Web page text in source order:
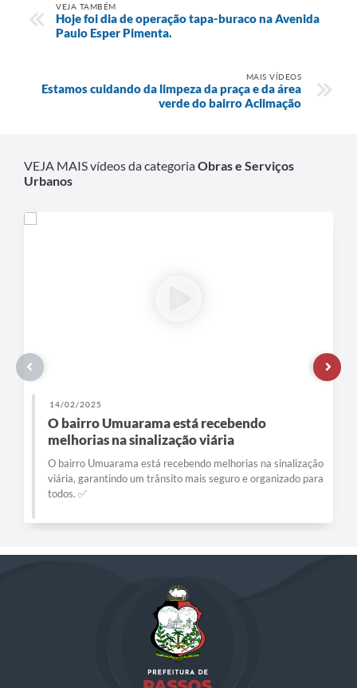
VEJA TAMBÉM
Hoje foi dia de operação tapa-buraco na Avenida
Paulo Esper Pimenta.
MAIS VÍDEOS
Estamos cuidando da limpeza da praça e da área
verde do bairro Aclimação
VEJA MAIS vídeos da categoriaObras e Serviços
Urbanos
14/02/2025
O bairro Umuarama está recebendo
melhorias na sinalização viária
O bairro Umuarama está recebendo melhorias na sinalização
viária, garantindo um trânsito mais seguro e organizado para
todos. ✅